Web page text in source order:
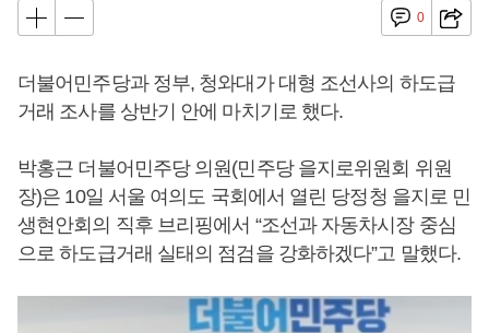
0
더불어민주당과 정부, 청와대가 대형 조선사의 하도급
거래 조사를 상반기 안에 마치기로 했다.
박홍근 더불어민주당 의원(민주당 을지로위원회 위원
장)은 10일 서울 여의도 국회에서 열린 당정청 을지로 민
생현안회의 직후 브리핑에서 “조선과 자동차시장 중심
으로 하도급거래 실태의 점검을 강화하겠다”고 말했다.